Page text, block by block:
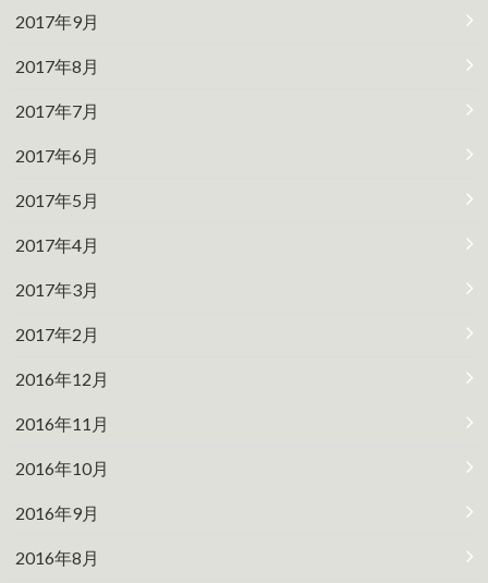
2017年9月
2017年8月
2017年7月
2017年6月
2017年5月
2017年4月
2017年3月
2017年2月
2016年12月
2016年11月
2016年10月
2016年9月
2016年8月